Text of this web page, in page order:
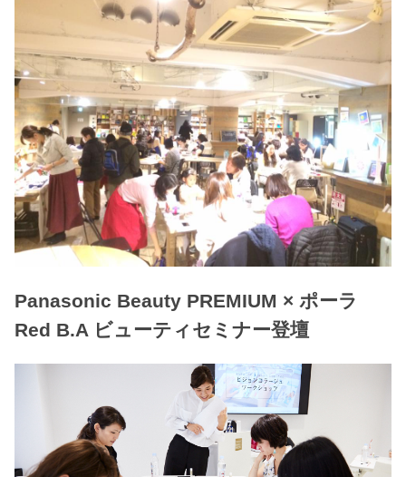
Panasonic Beauty PREMIUM × ポーラ
Red B.A ビューティセミナー登壇